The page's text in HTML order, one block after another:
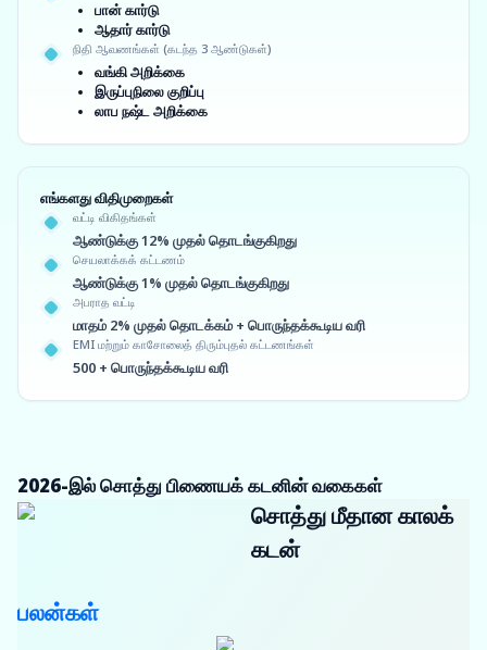
பான் கார்டு
ஆதார் கார்டு
நிதி ஆவணங்கள் (கடந்த 3 ஆண்டுகள்)
வங்கி அறிக்கை
இருப்புநிலை குறிப்பு
லாப நஷ்ட அறிக்கை
எங்களது விதிமுறைகள்
வட்டி விகிதங்கள்
ஆண்டுக்கு 12% முதல் தொடங்குகிறது
செயலாக்கக் கட்டணம்
ஆண்டுக்கு 1% முதல் தொடங்குகிறது
அபராத வட்டி
மாதம் 2% முதல் தொடக்கம் + பொருந்தக்கூடிய வரி
EMI மற்றும் காசோலைத் திரும்புதல் கட்டணங்கள்
500 + பொருந்தக்கூடிய வரி
2026-இல் சொத்து பிணையக் கடனின் வகைகள்
சொத்து மீதான காலக்
கடன்
பலன்கள்